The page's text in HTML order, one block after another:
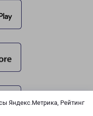
Яндекс.Метрика, Рейтинг